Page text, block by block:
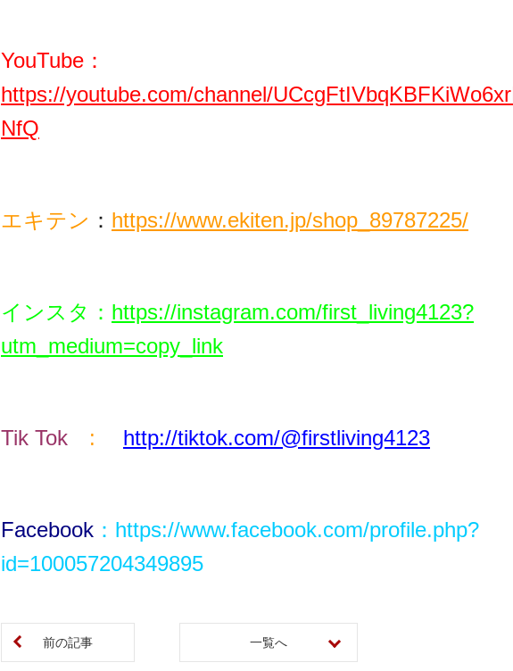
YouTube：
https://youtube.com/channel/
NfQ
エキテン ： https://www.ekiten.jp/shop_89787225/
インスタ ： https://instagram.com/first_living4123?
utm_medium=copy_link
Tik Tok : http://tiktok.com/@firstliving4123
Facebook ：https://www.facebook.com/profile.php?
id=100057204349895
前の記事 一覧へ